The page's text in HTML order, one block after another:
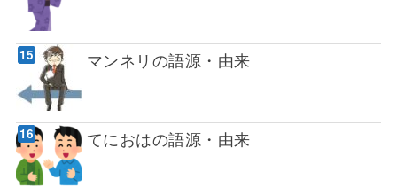
マンネリの語源・由来
てにおはの語源・由来